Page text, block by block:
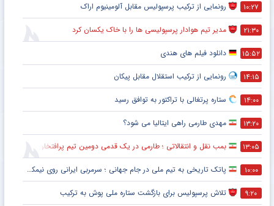
۱۰:۲۷ رونمایی از ترکیب پرسپولیس‌ مقابل آلومینیوم اراک
۲۱:۳۰ مدیر تیم هوادار پرسپولیسی ها را با خاک یکسان کرد
۱۵:۵۲ دانلود فیلم های هندی
۱۴:۱۵ رونمایی از ترکیب استقلال مقابل پیکان
۱۴:۰۰ ستاره پرتغالی با تراکتور به توافق رسید
۱۳:۲۰ مهدی طارمی راهی ایتالیا می شود؟
۱۳:۰۵ بمب نقل و انتقالاتی ؛ طارمی در یک قدمی دومین تیم پرافتخار اروپا
۱۰:۰۰ پاتک تاریخی به تیم ملی در جام جهانی ؛ سرمربی ایرانی روی نیمکت آمریکا
۹:۲۰ تلاش پرسپولیس برای بازگشت ستاره ملی پوش به ترکیب